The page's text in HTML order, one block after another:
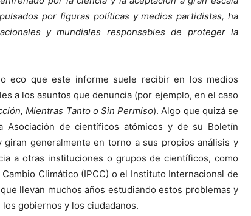
por figuras políticas y medios partidistas, ha
y mundiales responsables de proteger la
eco que este informe suele recibir en los medios
a los asuntos que denuncia (por ejemplo, en el caso
Mientras Tanto o Sin Permiso). Algo que quizá se
de científicos atómicos y de su Boletín
giran generalmente en torno a sus propios análisis y
a otras instituciones o grupos de científicos, como
Climático (IPCC) o el Instituto Internacional de
llevan muchos años estudiando estos problemas y
gobiernos y los ciudadanos.